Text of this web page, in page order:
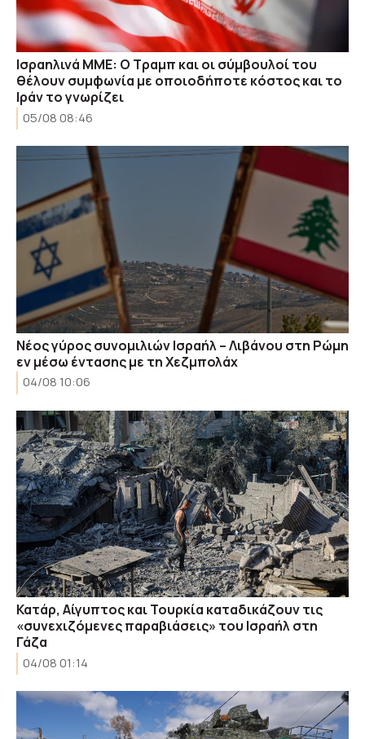
Ισραηλινά ΜΜΕ: Ο Τραμπ και οι σύμβουλοί του
θέλουν συμφωνία με οποιοδήποτε κόστος και το
Ιράν το γνωρίζει
05/08 08:46
Νέος γύρος συνομιλιών Ισραήλ – Λιβάνου στη Ρώμη
εν μέσω έντασης με τη Χεζμπολάχ
04/08 10:06
Κατάρ, Αίγυπτος και Τουρκία καταδικάζουν τις
«συνεχιζόμενες παραβιάσεις» του Ισραήλ στη
Γάζα
04/08 01:14